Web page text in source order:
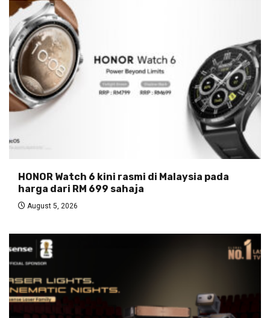
HONOR Watch 6 kini rasmi di Malaysia pada
harga dari RM 699 sahaja
August 5, 2026